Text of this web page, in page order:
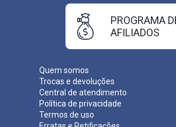
Quem somos
Trocas e devoluções
Central de atendimento
Política de privacidade
Termos de uso
PROGRAMA
AFILIADOS